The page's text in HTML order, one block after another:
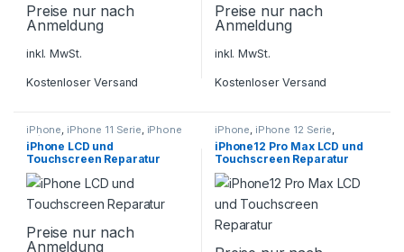
Preise nur nach
Anmeldung
inkl. MwSt.
Kostenloser Versand
Preise nur nach
Anmeldung
inkl. MwSt.
Kostenloser Versand
iPhone, iPhone 11 Serie, iPhone
X / XS / XS Max iPhone XR
Smartphone Reparatur
iPhone LCD und
Touchscreen Reparatur
Preise nur nach
Anmeldung
iPhone, iPhone 12 Serie,
Smartphone Reparatur
iPhone12 Pro Max LCD und
Touchscreen Reparatur